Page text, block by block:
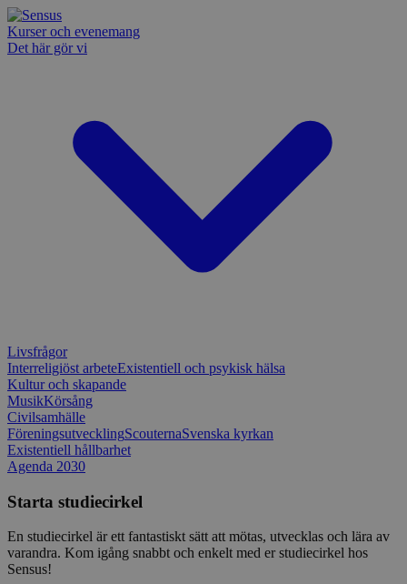
Kurser och evenemang
Det här gör vi
Livsfrågor
Interreligiöst arbeteExistentiell och psykisk hälsa
Kultur och skapande
MusikKörsång
Civilsamhälle
FöreningsutvecklingScouternaSvenska kyrkan
Existentiell hållbarhet
Agenda 2030
Starta studiecirkel
En studiecirkel är ett fantastiskt sätt att mötas, utvecklas och lära av
varandra. Kom igång snabbt och enkelt med er studiecirkel hos
Sensus!